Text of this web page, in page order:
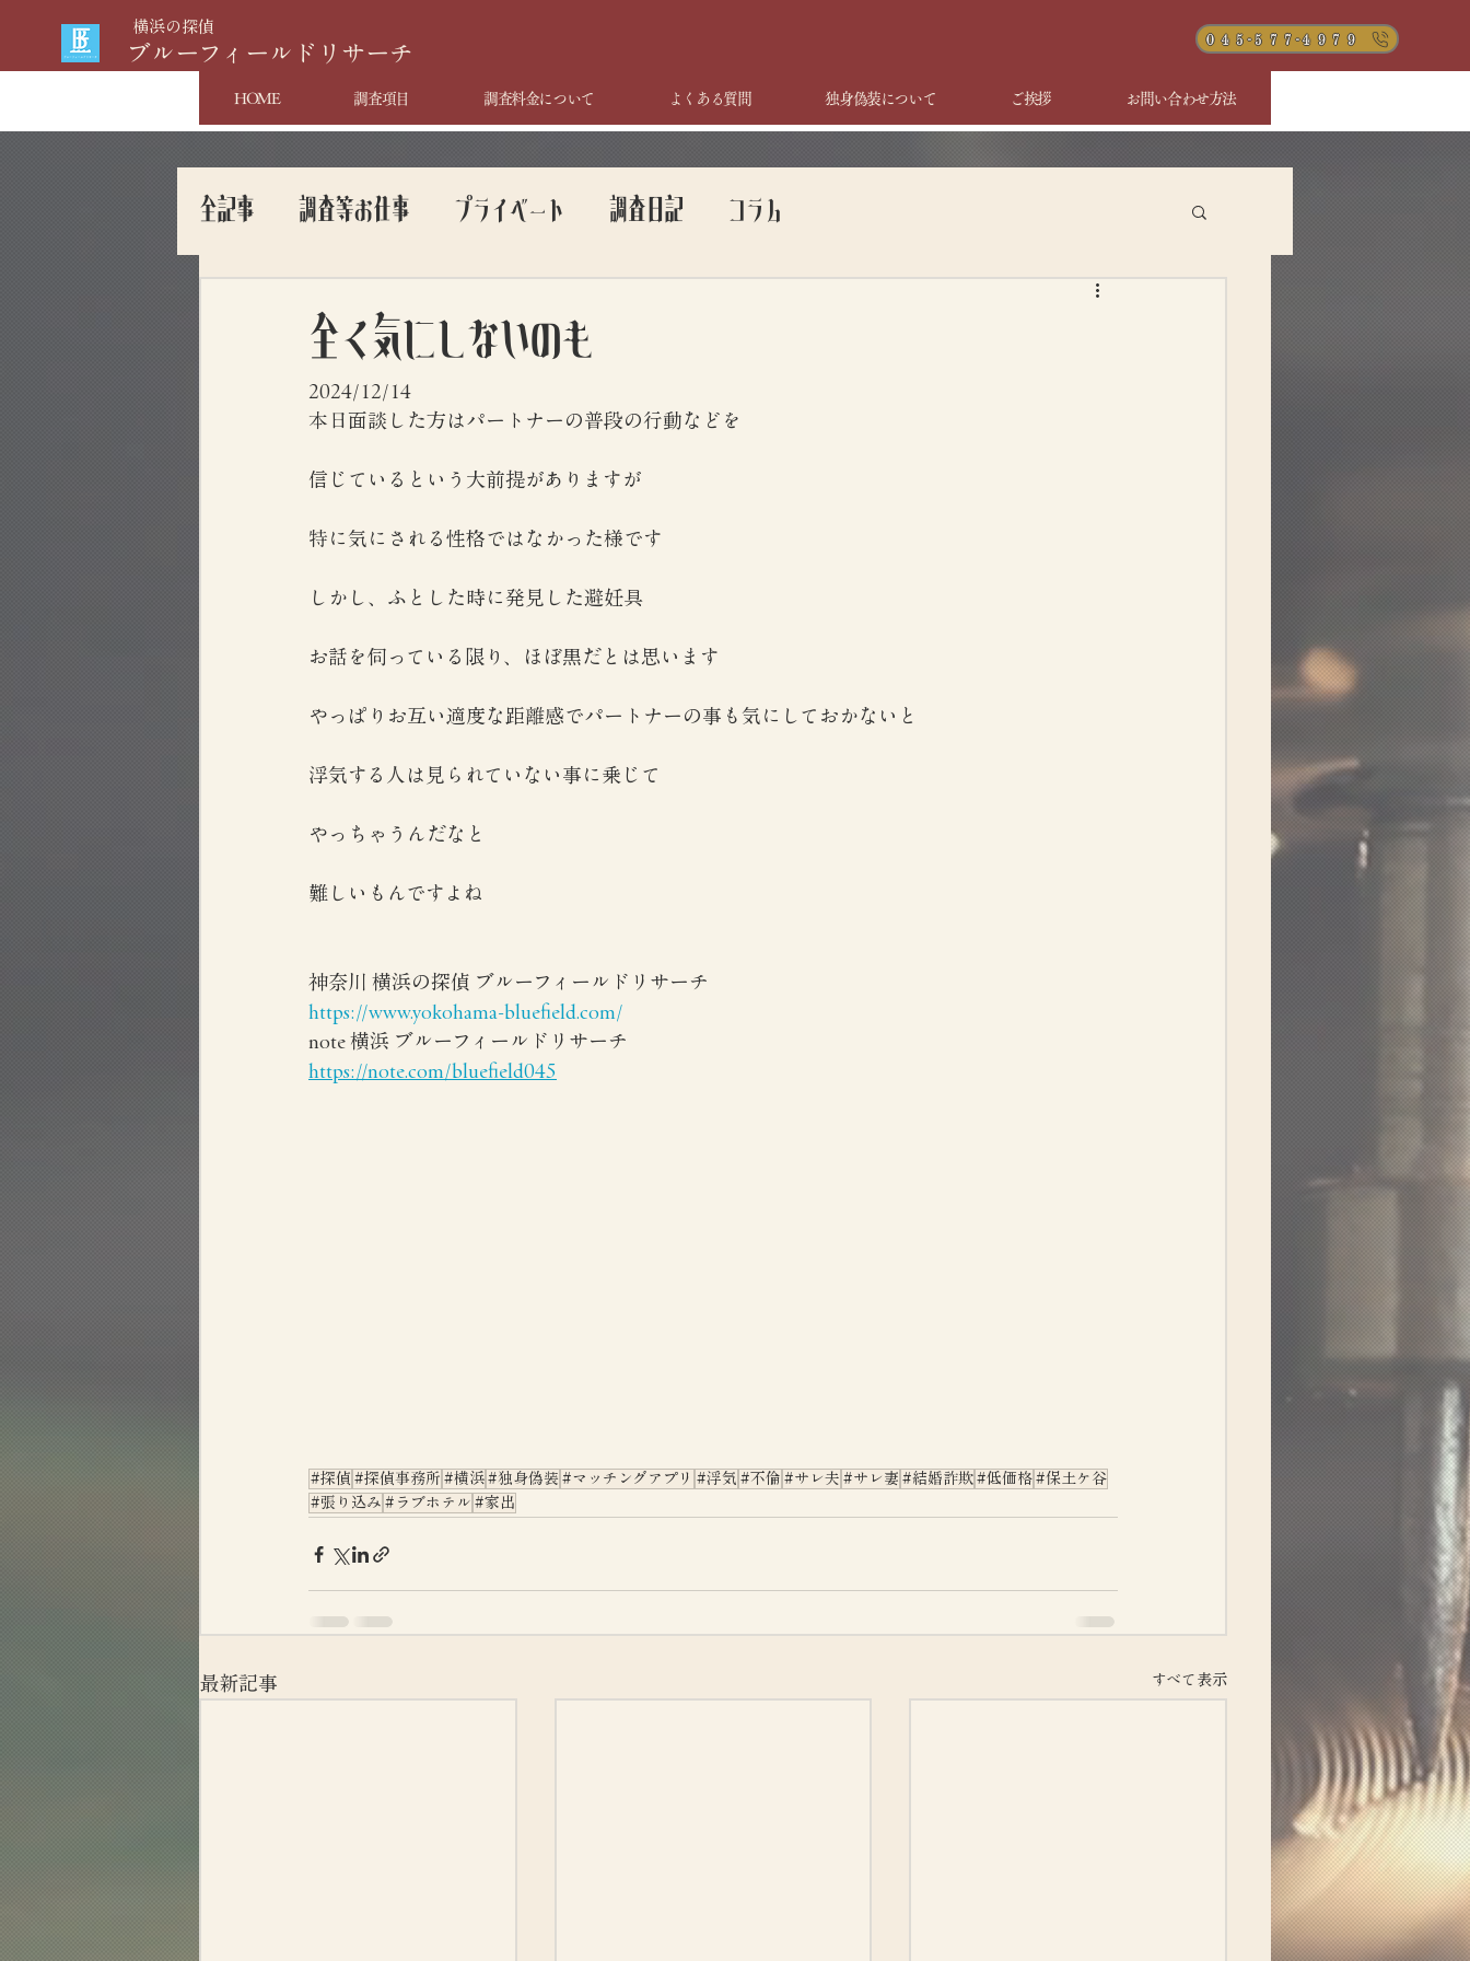
​横浜の探偵
​ブルーフィールドリサーチ
０４５-５７７-４９７９
HOME 調査項目 調査料金について よくある質問 独身偽装について ご挨拶 お問い合わせ方法
全記事 調査等お仕事 プライベート 調査日記 コラム
全く気にしないのも
2024/12/14
本日面談した方はパートナーの普段の行動などを
信じているという大前提がありますが
特に気にされる性格ではなかった様です
しかし、ふとした時に発見した避妊具
お話を伺っている限り、ほぼ黒だとは思います
やっぱりお互い適度な距離感でパートナーの事も気にしておかないと
浮気する人は見られていない事に乗じて
やっちゃうんだなと
難しいもんですよね
神奈川 横浜の探偵 ブルーフィールドリサーチ
https://www.yokohama-bluefield.com/
note 横浜 ブルーフィールドリサーチ
https://note.com/bluefield045
#探偵 #探偵事務所 #横浜 #独身偽装 #マッチングアプリ #浮気 #不倫 #サレ夫 #サレ妻 #結婚詐欺 #低価格 #保土ケ谷
#張り込み #ラブホテル #家出
最新記事 すべて表示